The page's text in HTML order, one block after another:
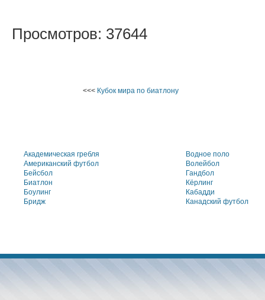
Просмотров: 37644
<<< Кубок мира по биатлону
Академическая гребля
Американский футбол
Бейсбол
Биатлон
Боулинг
Бридж
Водное поло
Волейбол
Гандбол
Кёрлинг
Кабадди
Канадский футбол